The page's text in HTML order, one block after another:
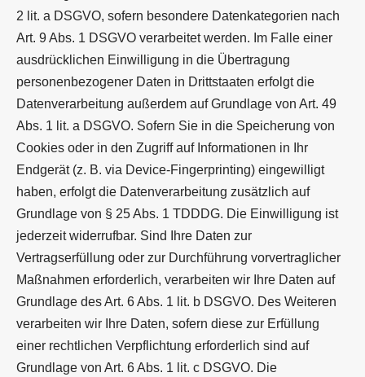
2 lit. a DSGVO, sofern besondere Datenkategorien nach
Art. 9 Abs. 1 DSGVO verarbeitet werden. Im Falle einer
ausdrücklichen Einwilligung in die Übertragung
personenbezogener Daten in Drittstaaten erfolgt die
Datenverarbeitung außerdem auf Grundlage von Art. 49
Abs. 1 lit. a DSGVO. Sofern Sie in die Speicherung von
Cookies oder in den Zugriff auf Informationen in Ihr
Endgerät (z. B. via Device-Fingerprinting) eingewilligt
haben, erfolgt die Datenverarbeitung zusätzlich auf
Grundlage von § 25 Abs. 1 TDDDG. Die Einwilligung ist
jederzeit widerrufbar. Sind Ihre Daten zur
Vertragserfüllung oder zur Durchführung vorvertraglicher
Maßnahmen erforderlich, verarbeiten wir Ihre Daten auf
Grundlage des Art. 6 Abs. 1 lit. b DSGVO. Des Weiteren
verarbeiten wir Ihre Daten, sofern diese zur Erfüllung
einer rechtlichen Verpflichtung erforderlich sind auf
Grundlage von Art. 6 Abs. 1 lit. c DSGVO. Die